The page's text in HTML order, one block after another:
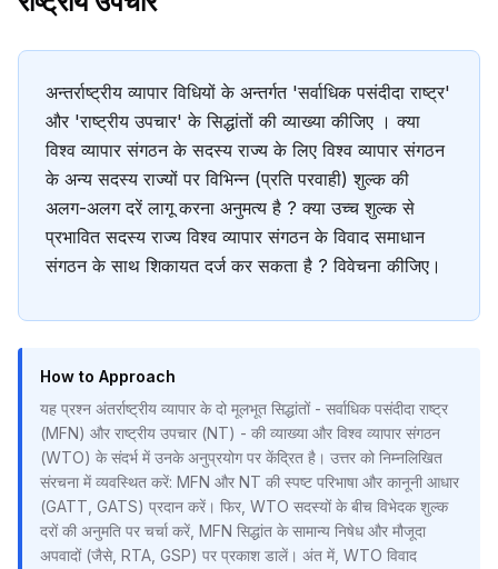
अन्तर्राष्ट्रीय व्यापार विधियों के अन्तर्गत 'सर्वाधिक पसंदीदा राष्ट्र'
और 'राष्ट्रीय उपचार' के सिद्धांतों की व्याख्या कीजिए । क्या
विश्व व्यापार संगठन के सदस्य राज्य के लिए विश्व व्यापार संगठन
के अन्य सदस्य राज्यों पर विभिन्न (प्रति परवाही) शुल्क की
अलग-अलग दरें लागू करना अनुमत्य है ? क्या उच्च शुल्क से
प्रभावित सदस्य राज्य विश्व व्यापार संगठन के विवाद समाधान
संगठन के साथ शिकायत दर्ज कर सकता है ? विवेचना कीजिए।
How to Approach
यह प्रश्न अंतर्राष्ट्रीय व्यापार के दो मूलभूत सिद्धांतों - सर्वाधिक पसंदीदा राष्ट्र
(MFN) और राष्ट्रीय उपचार (NT) - की व्याख्या और विश्व व्यापार संगठन
(WTO) के संदर्भ में उनके अनुप्रयोग पर केंद्रित है। उत्तर को निम्नलिखित
संरचना में व्यवस्थित करें: MFN और NT की स्पष्ट परिभाषा और कानूनी आधार
(GATT, GATS) प्रदान करें। फिर, WTO सदस्यों के बीच विभेदक शुल्क
दरों की अनुमति पर चर्चा करें, MFN सिद्धांत के सामान्य निषेध और मौजूदा
अपवादों (जैसे, RTA, GSP) पर प्रकाश डालें। अंत में, WTO विवाद